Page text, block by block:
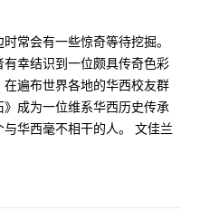
常会有一些惊奇等待挖掘。
幸结识到一位颇具传奇色彩
遍布世界各地的华西校友群
成为一位维系华西历史传承
华西毫不相干的人。 文佳兰